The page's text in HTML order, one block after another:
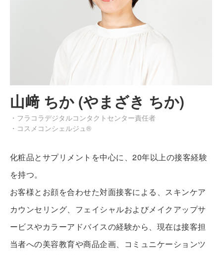
山﨑 ちか (やまざき ちか)
・フラコラデジタルコンタクトセンター責任者
・コスメコンシェルジュ®
化粧品とサプリメントを中心に、20年以上の接客経験
を持つ。
お客様とお顔を合わせた対面接客による、スキンケア
カウンセリング、フェイシャルおよびメイクアップサ
ービスやカラーアドバイスの経験から、現在は接客担
当者への美容教育や商品企画、コミュニケーションツ